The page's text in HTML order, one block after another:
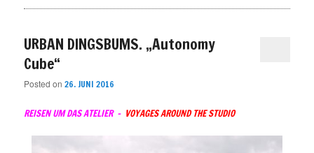
URBAN DINGSBUMS. „Autonomy
Cube“
Posted on26. JUNI 2016
REISEN UM DAS ATELIER – VOYAGES AROUND THE STUDIO